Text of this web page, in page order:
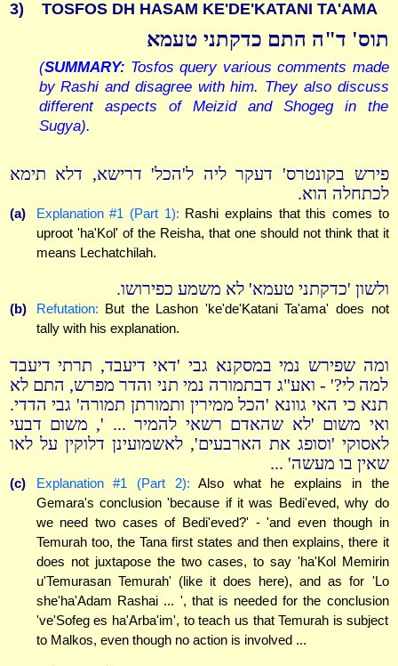
3) TOSFOS DH HASAM KE'DE'KATANI TA'AMA
תוס' ד"ה התם כדקתני טעמא
(SUMMARY: Tosfos query various comments made
by Rashi and disagree with him. They also discuss
different aspects of Meizid and Shogeg in the
Sugya).
פירש בקונטרס' דעקר ליה ל'הכל' דרישא, דלא תימא
לכתחלה הוא.
(a) Explanation #1 (Part 1): Rashi explains that this comes to
uproot 'ha'Kol' of the Reisha, that one should not think that it
means Lechatchilah.
ולשון 'כדקתני טעמא' לא משמע כפירושו.
(b) Refutation: But the Lashon 'ke'de'Katani Ta'ama' does not
tally with his explanation.
ומה שפירש נמי במסקנא גבי 'דאי דיעבד, תרתי דיעבד
למה לי?' - ואע"ג דבתמורה נמי תני והדר מפרש, התם לא
תנא כי האי גוונא 'הכל ממירין ותמורתן תמורה' גבי הדדי.
ואי משום 'לא שהאדם רשאי להמיר ... ', משום דבעי
לאסוקי 'וסופג את הארבעים', לאשמועינן דלוקין על לאו
שאין בו מעשה' ...
(c) Explanation #1 (Part 2): Also what he explains in the
Gemara's conclusion 'because if it was Bedi'eved, why do
we need two cases of Bedi'eved?' - 'and even though in
Temurah too, the Tana first states and then explains, there it
does not juxtapose the two cases, to say 'ha'Kol Memirin
u'Temurasan Temurah' (like it does here), and as for 'Lo
she'ha'Adam Rashai ... ', that is needed for the conclusion
've'Sofeg es ha'Arba'im', to teach us that Temurah is subject
to Malkos, even though no action is involved ...